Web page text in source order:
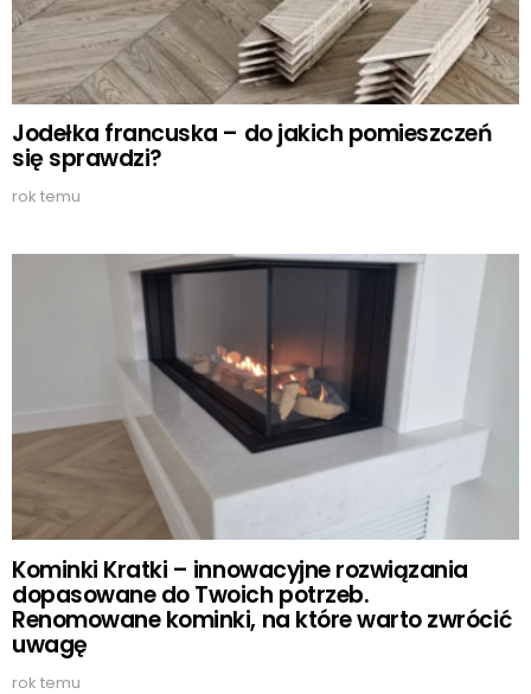
Jodełka francuska – do jakich pomieszczeń
się sprawdzi?
rok temu
Kominki Kratki – innowacyjne rozwiązania
dopasowane do Twoich potrzeb.
Renomowane kominki, na które warto zwrócić
uwagę
rok temu